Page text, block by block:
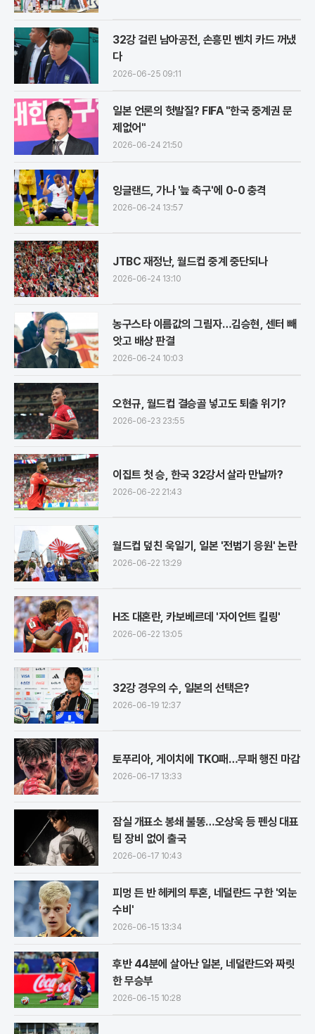
32강 걸린 남아공전, 손흥민 벤치 카드 꺼냈
다
2026-06-25 09:11
일본 언론의 헛발질? FIFA "한국 중계권 문
제없어"
2026-06-24 21:50
잉글랜드, 가나 '늪 축구'에 0-0 충격
2026-06-24 13:57
JTBC 재정난, 월드컵 중계 중단되나
2026-06-24 13:10
농구스타 이름값의 그림자…김승현, 센터 빼
앗고 배상 판결
2026-06-24 10:03
오현규, 월드컵 결승골 넣고도 퇴출 위기?
2026-06-23 23:55
이집트 첫 승, 한국 32강서 살라 만날까?
2026-06-22 21:43
월드컵 덮친 욱일기, 일본 '전범기 응원' 논란
2026-06-22 13:29
H조 대혼란, 카보베르데 '자이언트 킬링'
2026-06-22 13:05
32강 경우의 수, 일본의 선택은?
2026-06-19 12:37
토푸리아, 게이치에 TKO패…무패 행진 마감
2026-06-17 13:33
잠실 개표소 봉쇄 불똥…오상욱 등 펜싱 대표
팀 장비 없이 출국
2026-06-17 10:43
피멍 든 반 헤케의 투혼, 네덜란드 구한 '외눈
수비'
2026-06-15 13:34
후반 44분에 살아난 일본, 네덜란드와 짜릿
한 무승부
2026-06-15 10:28